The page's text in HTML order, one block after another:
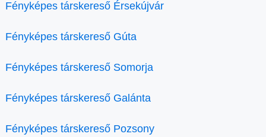
Fényképes társkereső Érsekújvár
Fényképes társkereső Gúta
Fényképes társkereső Somorja
Fényképes társkereső Galánta
Fényképes társkereső Pozsony